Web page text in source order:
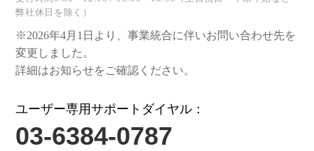
弊社休日を除く）
※2026年4月1日より、事業統合に伴いお問い合わせ先を
変更しました。
詳細はお知らせをご確認ください。
ユーザー専用サポートダイヤル：
03-6384-0787